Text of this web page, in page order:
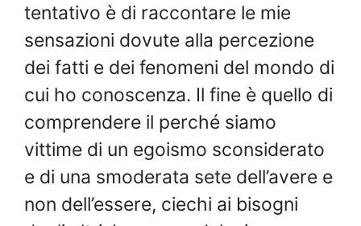
tentativo è di raccontare le mie
sensazioni dovute alla percezione
dei fatti e dei fenomeni del mondo di
cui ho conoscenza. Il fine è quello di
comprendere il perché siamo
vittime di un egoismo sconsiderato
e di una smoderata sete dell’avere e
non dell’essere, ciechi ai bisogni